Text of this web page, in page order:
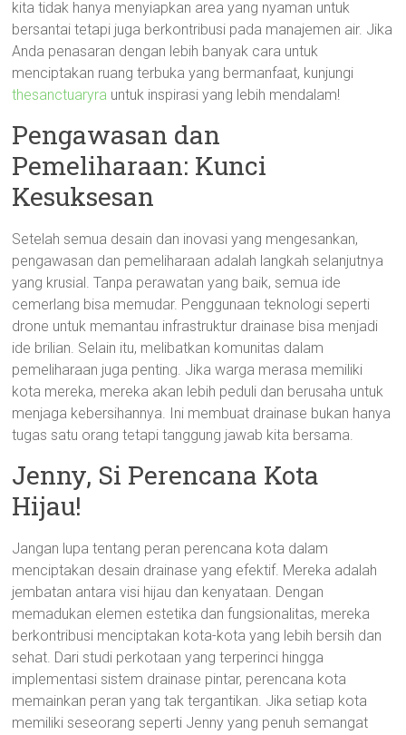
kita tidak hanya menyiapkan area yang nyaman untuk
bersantai tetapi juga berkontribusi pada manajemen air. Jika
Anda penasaran dengan lebih banyak cara untuk
menciptakan ruang terbuka yang bermanfaat, kunjungi
thesanctuaryra untuk inspirasi yang lebih mendalam!
Pengawasan dan
Pemeliharaan: Kunci
Kesuksesan
Setelah semua desain dan inovasi yang mengesankan,
pengawasan dan pemeliharaan adalah langkah selanjutnya
yang krusial. Tanpa perawatan yang baik, semua ide
cemerlang bisa memudar. Penggunaan teknologi seperti
drone untuk memantau infrastruktur drainase bisa menjadi
ide brilian. Selain itu, melibatkan komunitas dalam
pemeliharaan juga penting. Jika warga merasa memiliki
kota mereka, mereka akan lebih peduli dan berusaha untuk
menjaga kebersihannya. Ini membuat drainase bukan hanya
tugas satu orang tetapi tanggung jawab kita bersama.
Jenny, Si Perencana Kota
Hijau!
Jangan lupa tentang peran perencana kota dalam
menciptakan desain drainase yang efektif. Mereka adalah
jembatan antara visi hijau dan kenyataan. Dengan
memadukan elemen estetika dan fungsionalitas, mereka
berkontribusi menciptakan kota-kota yang lebih bersih dan
sehat. Dari studi perkotaan yang terperinci hingga
implementasi sistem drainase pintar, perencana kota
memainkan peran yang tak tergantikan. Jika setiap kota
memiliki seseorang seperti Jenny yang penuh semangat